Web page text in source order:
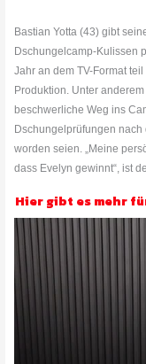
Bastian Yotta (43) gibt
Dschungelcamp-Kulissen
Jahr an dem TV-Format
Produktion. Unter
beschwerliche Weg ins
Dschungelprüfungen
worden seien. „Meine
dass Evelyn gewinnt“, ist
Hier gibt es mehr